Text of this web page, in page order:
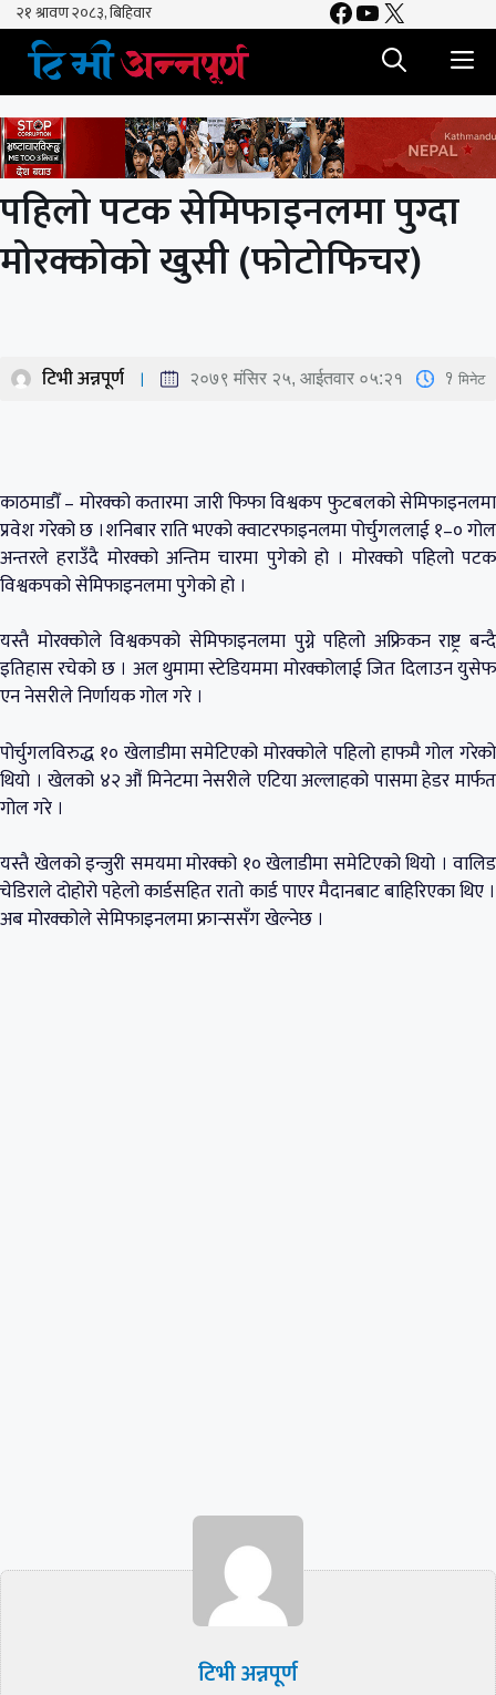
Skip
content
Facebook
YouTube
X
पहिलो पटक सेमिफाइनलमा पुग्दा
मोरक्कोको खुसी (फोटोफिचर)
टिभी अन्नपूर्ण २०७९ मंसिर २५, आईतवार ०५:२१ 1 मिनेट
काठमाडौँ – मोरक्को कतारमा जारी फिफा विश्वकप फुटबलको सेमिफाइनलमा
प्रवेश गरेको छ ।शनिबार राति भएको क्वाटरफाइनलमा पोर्चुगललाई १–० गोल
अन्तरले हराउँदै मोरक्को अन्तिम चारमा पुगेको हो । मोरक्को पहिलो पटक
विश्वकपको सेमिफाइनलमा पुगेको हो ।
यस्तै मोरक्कोले विश्वकपको सेमिफाइनलमा पुग्ने पहिलो अफ्रिकन राष्ट्र बन्दै
इतिहास रचेको छ । अल थुमामा स्टेडियममा मोरक्कोलाई जित दिलाउन युसेफ
एन नेसरीले निर्णायक गोल गरे ।
पोर्चुगलविरुद्ध १० खेलाडीमा समेटिएको मोरक्कोले पहिलो हाफमै गोल गरेको
थियो । खेलको ४२ औं मिनेटमा नेसरीले एटिया अल्लाहको पासमा हेडर मार्फत
गोल गरे ।
यस्तै खेलको इन्जुरी समयमा मोरक्को १० खेलाडीमा समेटिएको थियो । वालिड
चेडिराले दोहोरो पहेलो कार्डसहित रातो कार्ड पाएर मैदानबाट बाहिरिएका थिए ।
अब मोरक्कोले सेमिफाइनलमा फ्रान्ससँग खेल्नेछ ।
टिभी अन्नपूर्ण